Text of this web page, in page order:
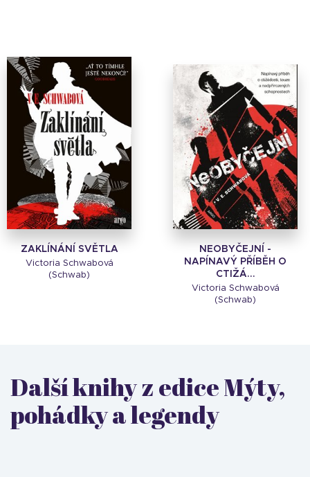
ZAKLÍNÁNÍ SVĚTLA
Victoria Schwabová
(Schwab)
NEOBYČEJNÍ -
NAPÍNAVÝ PŘÍBĚH O
CTIŽÁ...
Victoria Schwabová
(Schwab)
Další knihy z edice Mýty,
pohádky a legendy